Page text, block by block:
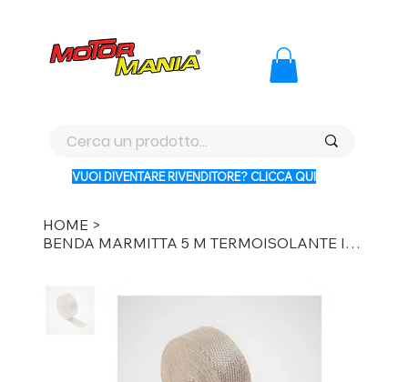
VUOI DIVENTARE RIVENDITORE? CLICCA QUI
HOME >
BENDA MARMITTA 5 M TERMOISOLANTE IN FIBRA SILICEA